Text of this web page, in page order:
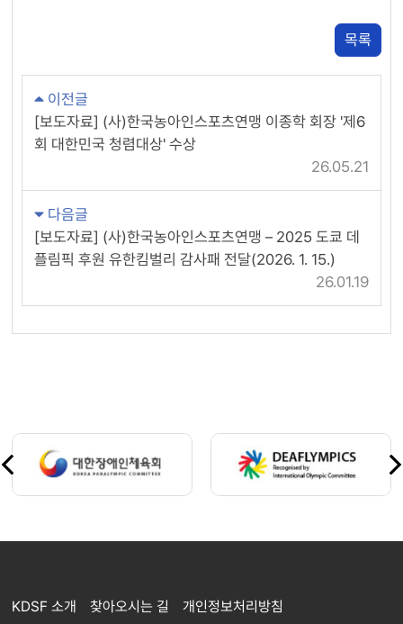
목록
이전글
[보도자료] (사)한국농아인스포츠연맹 이종학 회장 '제6
회 대한민국 청렴대상' 수상
26.05.21
다음글
[보도자료] (사)한국농아인스포츠연맹 – 2025 도쿄 데
플림픽 후원 유한킴벌리 감사패 전달(2026. 1. 15.)
26.01.19
KDSF 소개 찾아오시는 길 개인정보처리방침